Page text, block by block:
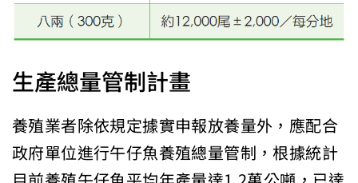
生產總量管制計畫
養殖業者除依規定據實申報放養量外，應配合
政府單位進行午仔魚養殖總量管制，根據統計